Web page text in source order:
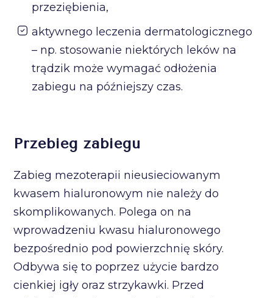
przeziębienia,
aktywnego leczenia dermatologicznego
– np. stosowanie niektórych leków na
trądzik może wymagać odłożenia
zabiegu na późniejszy czas.
Przebieg zabiegu
Zabieg mezoterapii nieusieciowanym
kwasem hialuronowym nie należy do
skomplikowanych. Polega on na
wprowadzeniu kwasu hialuronowego
bezpośrednio pod powierzchnię skóry.
Odbywa się to poprzez użycie bardzo
cienkiej igły oraz strzykawki. Przed